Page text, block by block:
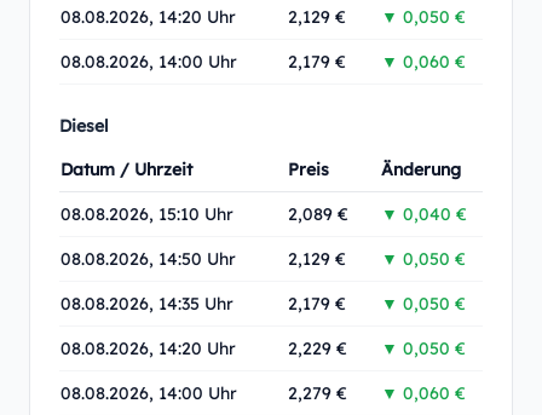
08.08.2026, 14:20 Uhr 2,129 € ▼ 0,050 €
08.08.2026, 14:00 Uhr 2,179 € ▼ 0,060 €
Diesel
Datum / Uhrzeit
Preis Änderung
08.08.2026, 15:10 Uhr 2,089 € ▼ 0,040 €
08.08.2026, 14:50 Uhr 2,129 € ▼ 0,050 €
08.08.2026, 14:35 Uhr 2,179 € ▼ 0,050 €
08.08.2026, 14:20 Uhr 2,229 € ▼ 0,050 €
08.08.2026, 14:00 Uhr 2,279 € ▼ 0,060 €